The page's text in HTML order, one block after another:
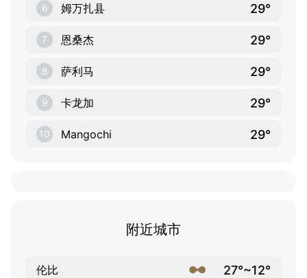
6 姆万扎县 29°
7 恩桑杰 29°
8 萨利马 29°
9 卡龙加 29°
10 Mangochi 29°
附近城市
伦比 27°~12°